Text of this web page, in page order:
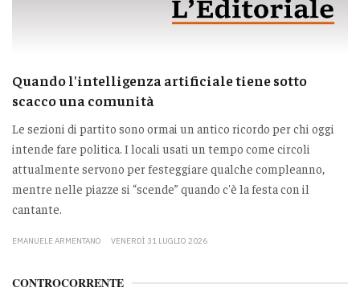
Quando l'intelligenza artificiale tiene sotto
scacco una comunità
Le sezioni di partito sono ormai un antico ricordo per chi oggi
intende fare politica. I locali usati un tempo come circoli
attualmente servono per festeggiare qualche compleanno,
mentre nelle piazze si “scende” quando c'è la festa con il
cantante.
EMANUELE ARMENTANO VENERDÌ 31 LUGLIO 2026
CONTROCORRENTE